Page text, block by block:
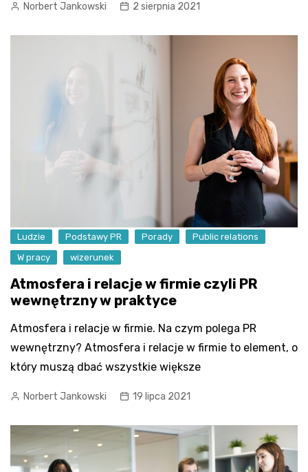
Norbert Jankowski 2 sierpnia 2021
Ludzie Podstawy PR Porady
Public relations
W pracy
wizerunek
Atmosfera i relacje w firmie czyli PR
wewnętrzny w praktyce
Atmosfera i relacje w firmie. Na czym polega PR
wewnętrzny? Atmosfera i relacje w firmie to element, o
który muszą dbać wszystkie większe
Norbert Jankowski 19 lipca 2021